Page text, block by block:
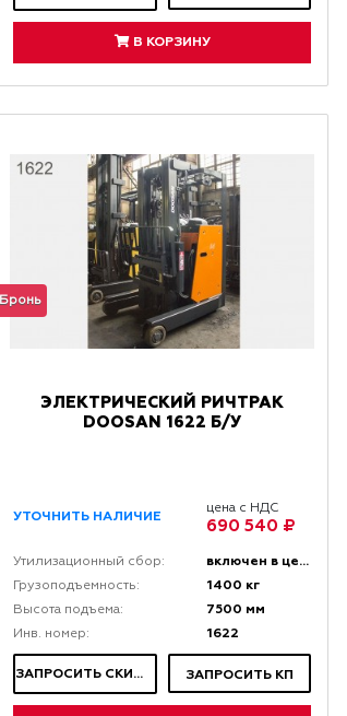
В КОРЗИНУ
Бронь
ЭЛЕКТРИЧЕСКИЙ РИЧТРАК
DOOSAN 1622 Б/У
УТОЧНИТЬ НАЛИЧИЕ
цена с НДС
690 540 ₽
Утилизационный сбор: включен в цену
Грузоподъемность: 1400 кг
Высота подъема: 7500 мм
Инв. номер: 1622
ЗАПРОСИТЬ СКИДКУ ЗАПРОСИТЬ КП